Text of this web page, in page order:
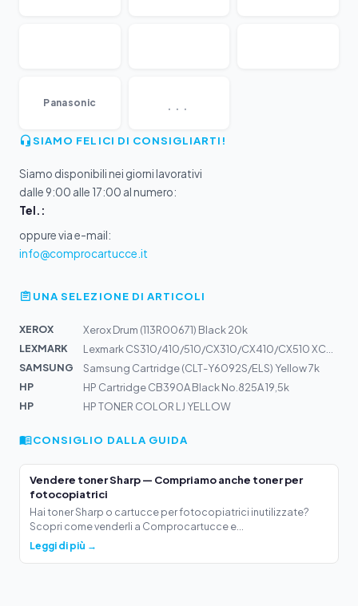
Panasonic ...
SIAMO FELICI DI CONSIGLIARTI!
Siamo disponibili nei giorni lavorativi
dalle 9:00 alle 17:00 al numero:
Tel.:
oppure via e-mail:
info@comprocartucce.it
UNA SELEZIONE DI ARTICOLI
XEROX
Xerox Drum (113R00671) Black 20k
LEXMARK
Lexmark CS310/410/510/CX310/CX410/CX510 XC2130/2132 Dru...
SAMSUNG
Samsung Cartridge (CLT-Y6092S/ELS) Yellow 7k
HP
HP Cartridge CB390A Black No.825A 19,5k
HP
HP TONER COLOR LJ YELLOW
CONSIGLIO DALLA GUIDA
Vendere toner Sharp — Compriamo anche toner per
fotocopiatrici
Hai toner Sharp o cartucce per fotocopiatrici inutilizzate?
Scopri come venderli a Comprocartucce e...
Leggi di più →